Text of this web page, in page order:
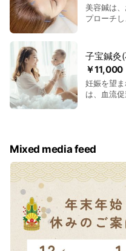
美容鍼は
プローチ
したまま
寧なカウ
を、まず
し、使い捨
ます。 ブ
￥11,000
子宝鍼灸
妊娠を望
は、血流
い使い捨
り、頭痛、便
回を目安に
を。 疑問
範囲で続
前・希望
Mixed media feed